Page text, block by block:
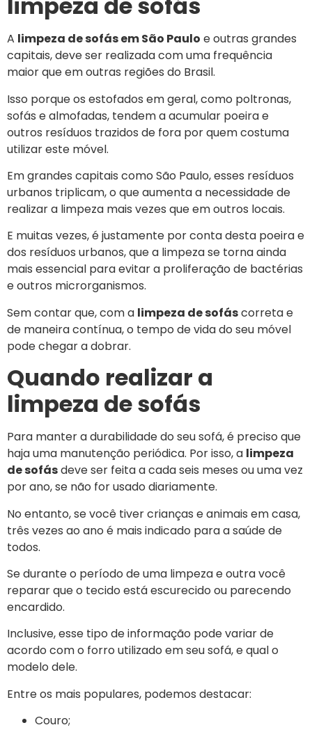
A limpeza de sofás em São Paulo e outras grandes
capitais, deve ser realizada com uma frequência
maior que em outras regiões do Brasil.
Isso porque os estofados em geral, como poltronas,
sofás e almofadas, tendem a acumular poeira e
outros resíduos trazidos de fora por quem costuma
utilizar este móvel.
Em grandes capitais como São Paulo, esses resíduos
urbanos triplicam, o que aumenta a necessidade de
realizar a limpeza mais vezes que em outros locais.
E muitas vezes, é justamente por conta desta poeira e
dos resíduos urbanos, que a limpeza se torna ainda
mais essencial para evitar a proliferação de bactérias
e outros microrganismos.
Sem contar que, com a limpeza de sofáscorreta e
de maneira contínua, o tempo de vida do seu móvel
pode chegar a dobrar.
Quando realizar a
limpeza de sofás
Para manter a durabilidade do seu sofá, é preciso que
haja uma manutenção periódica. Por isso, a limpeza
de sofásdeve ser feita a cada seis meses ou uma vez
por ano, se não for usado diariamente.
No entanto, se você tiver crianças e animais em casa,
três vezes ao ano é mais indicado para a saúde de
todos.
Se durante o período de uma limpeza e outra você
reparar que o tecido está escurecido ou parecendo
encardido.
Inclusive, esse tipo de informação pode variar de
acordo com o forro utilizado em seu sofá, e qual o
modelo dele.
Entre os mais populares, podemos destacar:
Couro;